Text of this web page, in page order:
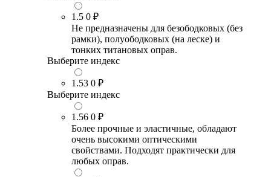
1.5 0 ₽
Не предназначены для безободковых (без
рамки), полуободковых (на леске) и
тонких титановых оправ.
Выберите индекс
1.53 0 ₽
Выберите индекс
1.56 0 ₽
Более прочные и эластичные, обладают
очень высокими оптическими
свойствами. Подходят практически для
любых оправ.